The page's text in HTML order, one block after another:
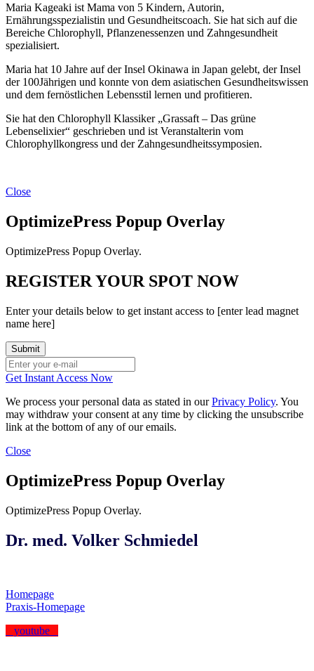
Maria Kageaki ist Mama von 5 Kindern, Autorin,
Ernährungsspezialistin und Gesundheitscoach. Sie hat sich auf die
Bereiche Chlorophyll, Pflanzenessenzen und Zahngesundheit
spezialisiert.
Maria hat 10 Jahre auf der Insel Okinawa in Japan gelebt, der Insel
der 100Jährigen und konnte von dem asiatischen Gesundheitswissen
und dem fernöstlichen Lebensstil lernen und profitieren.
Sie hat den Chlorophyll Klassiker „Grassaft – Das grüne
Lebenselixier“ geschrieben und ist Veranstalterin vom
Chlorophyllkongress und der Zahngesundheitssymposien.
Close
OptimizePress Popup Overlay
OptimizePress Popup Overlay.
REGISTER YOUR SPOT NOW
Enter your details below to get instant access to [enter lead magnet
name here]
Get Instant Access Now
We process your personal data as stated in ourPrivacy Policy. You
may withdraw your consent at any time by clicking the unsubscribe
link at the bottom of any of our emails.
Close
OptimizePress Popup Overlay
OptimizePress Popup Overlay.
Dr. med. Volker Schmiedel
Homepage
Praxis-Homepage
youtube